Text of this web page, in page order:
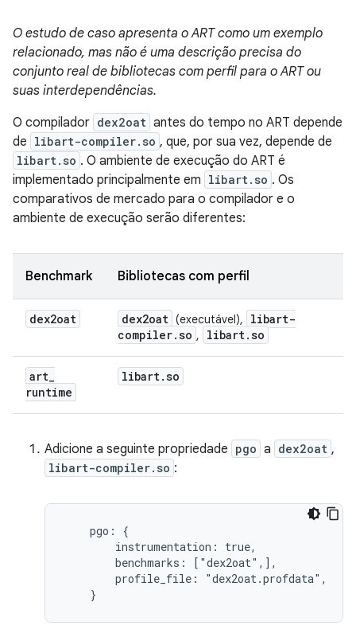
O estudo de caso apresenta o ART como um exemplo
relacionado, mas não é uma descrição precisa do
conjunto real de bibliotecas com perfil para o ART ou
suas interdependências.
O compilador dex2oat antes do tempo no ART depende
de libart-compiler.so , que, por sua vez, depende de
libart.so . O ambiente de execução do ART é
implementado principalmente em libart.so . Os
comparativos de mercado para o compilador e o
ambiente de execução serão diferentes:
Benchmark Bibliotecas com perfil
dex2oat dex2oat (executável),
libart-
compiler.so , libart.so
art_
runtime
libart.so
Adicione a seguinte propriedade pgo a dex2oat ,
libart-compiler.so :
    pgo: {
        instrumentation: true,
        benchmarks: ["dex2oat",],
        profile_file: "dex2oat.profdata",
    }